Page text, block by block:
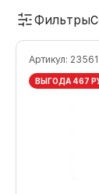
Фильтры
Артикул:
ВЫГОДА 467